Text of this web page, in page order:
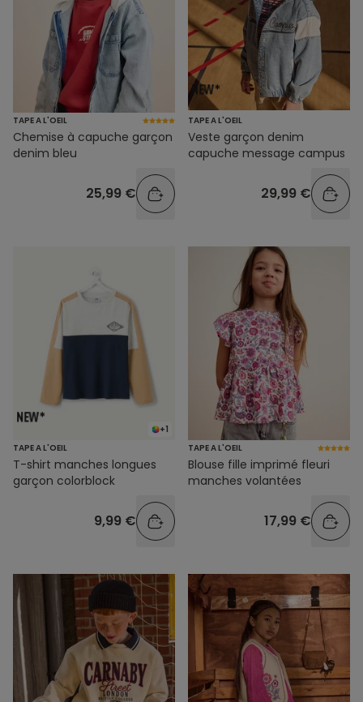
TAPE A L'OEIL
Chemise à capuche garçon
denim bleu
25,99 €
TAPE A L'OEIL
Veste garçon denim
capuche message campus
29,99 €
+1
TAPE A L'OEIL
T-shirt manches longues
garçon colorblock
9,99 €
TAPE A L'OEIL
Blouse fille imprimé fleuri
manches volantées
17,99 €